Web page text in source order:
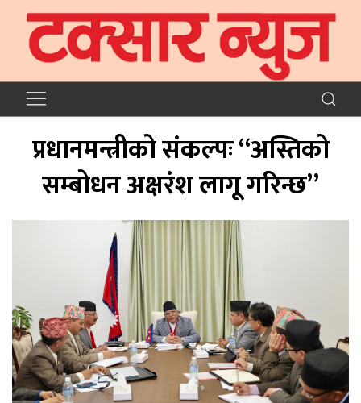
प्रधानमन्त्रीको संकल्पः “अस्तिको
सम्बोधन अक्षरंश लागू गरिन्छ”